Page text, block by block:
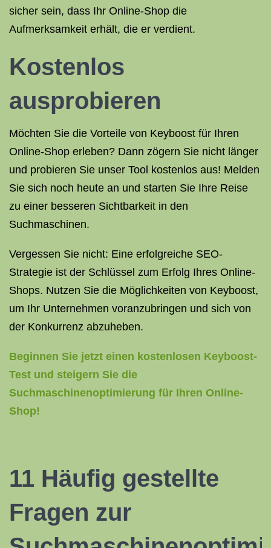
sicher sein, dass Ihr Online-Shop die
Aufmerksamkeit erhält, die er verdient.
Kostenlos
ausprobieren
Möchten Sie die Vorteile von Keyboost für Ihren
Online-Shop erleben? Dann zögern Sie nicht länger
und probieren Sie unser Tool kostenlos aus! Melden
Sie sich noch heute an und starten Sie Ihre Reise
zu einer besseren Sichtbarkeit in den
Suchmaschinen.
Vergessen Sie nicht: Eine erfolgreiche SEO-
Strategie ist der Schlüssel zum Erfolg Ihres Online-
Shops. Nutzen Sie die Möglichkeiten von Keyboost,
um Ihr Unternehmen voranzubringen und sich von
der Konkurrenz abzuheben.
Beginnen Sie jetzt einen kostenlosen Keyboost-
Test und steigern Sie die
Suchmaschinenoptimierung für Ihren Online-
Shop!
11 Häufig gestellte
Fragen zur